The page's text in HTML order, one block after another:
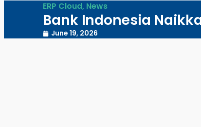
ERP Cloud, News
Bank Indonesia
June 19, 2026